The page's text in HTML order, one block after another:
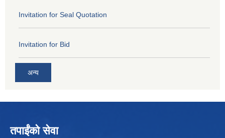
Invitation for Seal Quotation
Invitation for Bid
अन्य
तपाईंको सेवा